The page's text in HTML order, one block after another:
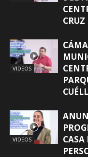
CRUZ
VIDEOS
VIDEOS
CASA